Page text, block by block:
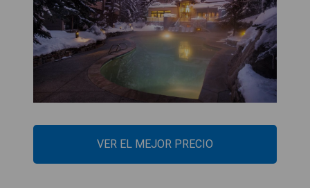
VER EL MEJOR PRECIO